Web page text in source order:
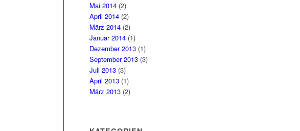
Mai 2014 (2)
April 2014 (2)
März 2014 (2)
Januar 2014 (1)
Dezember 2013 (1)
September 2013 (3)
Juli 2013 (3)
April 2013 (1)
März 2013 (2)